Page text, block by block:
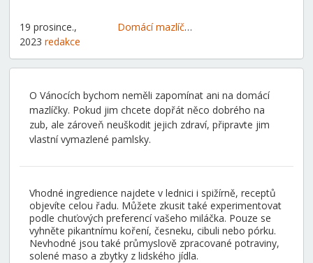
19 prosince.,
2023 redakce
Domácí mazlíčci
O Vánocích bychom neměli zapomínat ani na domácí
mazlíčky. Pokud jim chcete dopřát něco dobrého na
zub, ale zároveň neuškodit jejich zdraví, připravte jim
vlastní vymazlené pamlsky.
Vhodné ingredience najdete v lednici i spižírně, receptů
objevíte celou řadu. Můžete zkusit také experimentovat
podle chuťových preferencí vašeho miláčka. Pouze se
vyhněte pikantnímu koření, česneku, cibuli nebo pórku.
Nevhodné jsou také průmyslově zpracované potraviny,
solené maso a zbytky z lidského jídla.